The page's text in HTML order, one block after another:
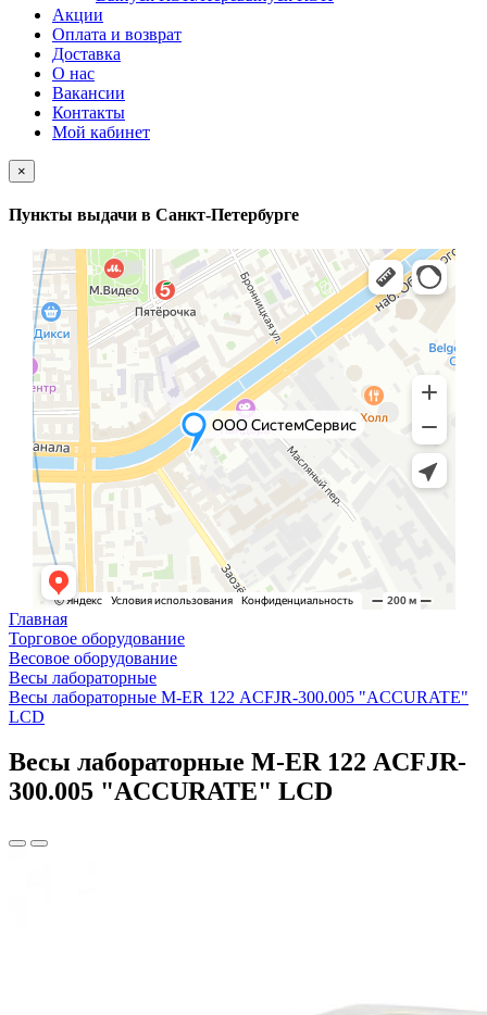
Акции
Оплата и возврат
Доставка
О нас
Вакансии
Контакты
Мой кабинет
×
Пункты выдачи в Санкт-Петербурге
Главная
Торговое оборудование
Весовое оборудование
Весы лабораторные
Весы лабораторные M-ER 122 АCFJR-300.005 "ACCURATE"
LСD
Весы лабораторные M-ER 122 АCFJR-
300.005 "ACCURATE" LСD